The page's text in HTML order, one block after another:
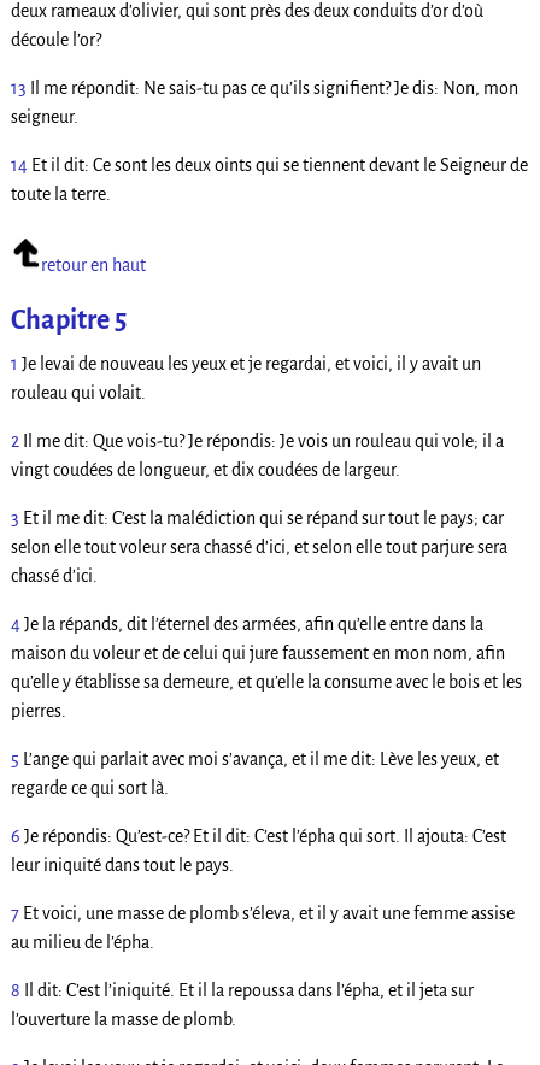
deux rameaux d’olivier, qui sont près des deux conduits d’or d’où
découle l’or?
13 Il me répondit: Ne sais-tu pas ce qu’ils signifient? Je dis: Non, mon
seigneur.
14Et il dit: Ce sont les deux oints qui se tiennent devant le Seigneur de
toute la terre.
retour en haut
Chapitre 5
1 Je levai de nouveau les yeux et je regardai, et voici, il y avait un
rouleau qui volait.
2 Il me dit: Que vois-tu? Je répondis: Je vois un rouleau qui vole; il a
vingt coudées de longueur, et dix coudées de largeur.
3 Et il me dit: C’est la malédiction qui se répand sur tout le pays; car
selon elle tout voleur sera chassé d’ici, et selon elle tout parjure sera
chassé d’ici.
4Je la répands, dit l’éternel des armées, afin qu’elle entre dans la
maison du voleur et de celui qui jure faussement en mon nom, afin
qu’elle y établisse sa demeure, et qu’elle la consume avec le bois et les
pierres.
5 L’ange qui parlait avec moi s’avança, et il me dit: Lève les yeux, et
regarde ce qui sort là.
6 Je répondis: Qu’est-ce? Et il dit: C’est l’épha qui sort. Il ajouta: C’est
leur iniquité dans tout le pays.
7Et voici, une masse de plomb s’éleva, et il y avait une femme assise
au milieu de l’épha.
8 Il dit: C’est l’iniquité. Et il la repoussa dans l’épha, et il jeta sur
l’ouverture la masse de plomb.